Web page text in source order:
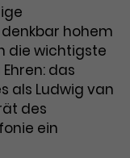
hohem
die wichtigste
das
als Ludwig van
des
ein